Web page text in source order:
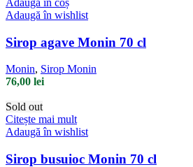
Adaugă în wishlist
Sirop agave Monin 70 cl
Monin, Sirop Monin
76,00 lei
Sold out
Citește mai mult
Adaugă în wishlist
Sirop busuioc Monin 70 cl